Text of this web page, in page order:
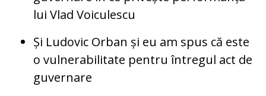
lui Vlad Voiculescu
Și Ludovic Orban și eu am spus că este
o vulnerabilitate pentru întregul act de
guvernare